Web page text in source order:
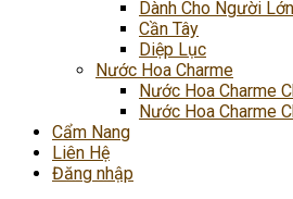
Dành Cho Người Lớn
Cần Tây
Diệp Lục
Nước Hoa Charme
Nước Hoa Charme
Nước Hoa Charme
Cẩm Nang
Liên Hệ
Đăng nhập